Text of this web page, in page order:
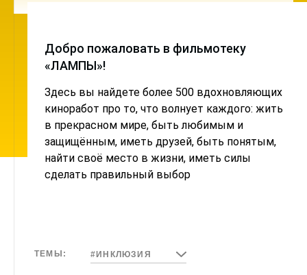
Добро пожаловать в фильмотеку
«ЛАМПЫ»!
Здесь вы найдете более 500 вдохновляющих
киноработ про то, что волнует каждого: жить
в прекрасном мире, быть любимым и
защищённым, иметь друзей, быть понятым,
найти своё место в жизни, иметь силы
сделать правильный выбор
ТЕМЫ: #ИНКЛЮЗИЯ